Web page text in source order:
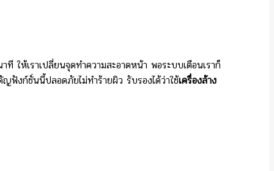
ให้เราเปลี่ยนจุดทำความสะอาดหน้า พอระบบเตือนเราก็
ญฟังก์ชั่นนี้ปลอดภัยไม่ทำร้ายผิว รับรองได้ว่าใช้เครื่องล้าง